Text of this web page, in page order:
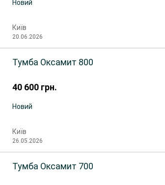
Новий
Київ
20.06.2026
40 600 грн.
Тумба Оксамит 800
Новий
Київ
26.05.2026
Тумба Оксамит 700